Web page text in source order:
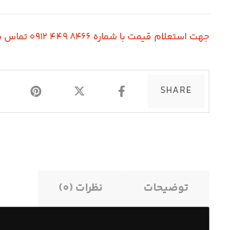
جهت استعلام قیمت با شماره ۸۴۶۶ ۴۴۹ ۰۹۱۲ تماس بگیرید!
توضیحات نظرات (0)